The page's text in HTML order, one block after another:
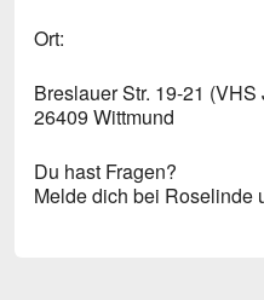
Ort:
Breslauer Str. 19-21
26409 Wittmund
Du hast Fragen?
Melde dich bei Roselinde